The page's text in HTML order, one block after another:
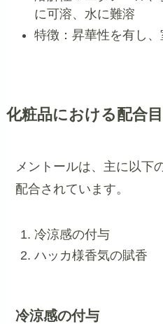
に可溶、水に難溶
特徴：昇華性を有し
化粧品における配合
メントールは、主に以下
配合されています。
冷涼感の付与
ハッカ様香気の賦香
冷涼感の付与